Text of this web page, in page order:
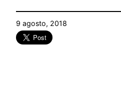
9 agosto, 2018